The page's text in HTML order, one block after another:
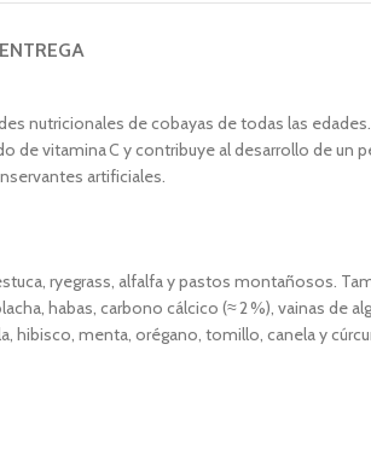
nutricionales de cobayas de todas las
de vitamina C y contribuye al desarrollo de un
artificiales.
ryegrass, alfalfa y pastos montañosos.
habas, carbono cálcico (≈ 2 %), vainas de
hibisco, menta, orégano, tomillo, canela y